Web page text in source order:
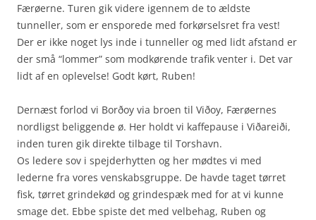
Færøerne. Turen gik videre igennem de to ældste
tunneller, som er ensporede med forkørselsret fra vest!
Der er ikke noget lys inde i tunneller og med lidt afstand er
der små “lommer” som modkørende trafik venter i. Det var
lidt af en oplevelse! Godt kørt, Ruben!
Dernæst forlod vi Borðoy via broen til Viðoy, Færøernes
nordligst beliggende ø. Her holdt vi kaffepause i Viðareiði,
inden turen gik direkte tilbage til Torshavn.
Os ledere sov i spejderhytten og her mødtes vi med
lederne fra vores venskabsgruppe. De havde taget tørret
fisk, tørret grindekød og grindespæk med for at vi kunne
smage det. Ebbe spiste det med velbehag, Ruben og